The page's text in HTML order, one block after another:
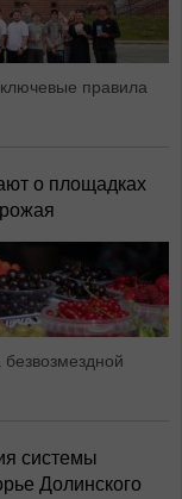
правила
о площадках
системы
Долинского